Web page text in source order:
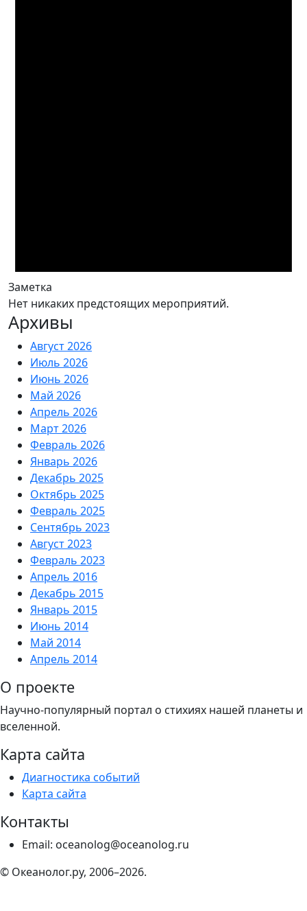
Заметка
Нет никаких предстоящих мероприятий.
Архивы
Август 2026
Июль 2026
Июнь 2026
Май 2026
Апрель 2026
Март 2026
Февраль 2026
Январь 2026
Декабрь 2025
Октябрь 2025
Февраль 2025
Сентябрь 2023
Август 2023
Февраль 2023
Апрель 2016
Декабрь 2015
Январь 2015
Июнь 2014
Май 2014
Апрель 2014
О проекте
Научно-популярный портал о стихиях нашей планеты и
вселенной.
Карта сайта
Диагностика событий
Карта сайта
Контакты
Email: oceanolog@oceanolog.ru
© Океанолог.ру, 2006–2026.